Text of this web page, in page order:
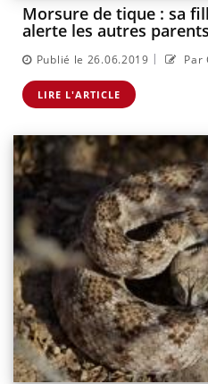
Morsure de tique : sa
alerte les autres
Publié le 26.06.2019 | Par
LIRE L'ARTICLE